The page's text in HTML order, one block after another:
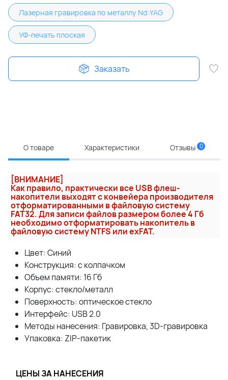
Лазерная гравировка по металлу Nd:YAG
УФ-печать плоская
Заказать
О товаре Характеристики Отзывы 0
[ВНИМАНИЕ]
Как правило, практически все USB флеш-
накопители выходят с конвейера производителя
отформатированными в файловую систему
FAT32. Для записи файлов размером более 4 Гб
необходимо отформатировать накопитель в
файловую систему NTFS или exFAT.
Цвет: Синий
Конcтрукция: с колпачком
Объем памяти: 16 Гб
Корпус: стекло/металл
Поверхность: оптическое стекло
Интерфейс: USB 2.0
Методы нанесения: Гравировка, 3D-гравировка
Упаковка: ZIP-пакетик
ЦЕНЫ ЗА НАНЕСЕНИЯ